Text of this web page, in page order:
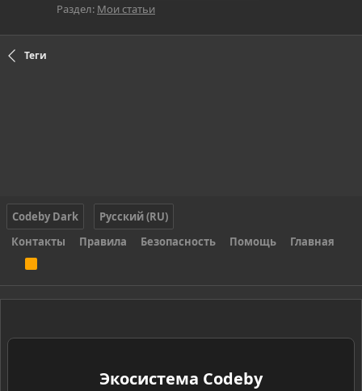
Раздел: Мои статьи
Теги
Codeby Dark
Русский (RU)
Контакты
Правила Безопасность Помощь Главная
S
Экосистема Codeby